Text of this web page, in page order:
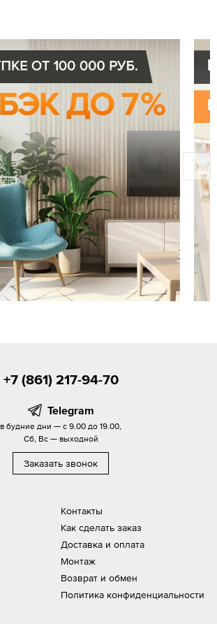
Контакты
Как сделать заказ
Доставка и оплата
Монтаж
Возврат и обмен
Политика конфиденциальности
+7 (861) 217-94-70
Telegram
в будние дни — с 9.00 до 19.00,
Сб, Вс — выходной
Заказать звонок